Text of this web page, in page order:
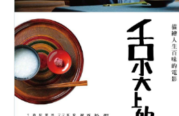
LIVE演唱會
影城公告
影城活動